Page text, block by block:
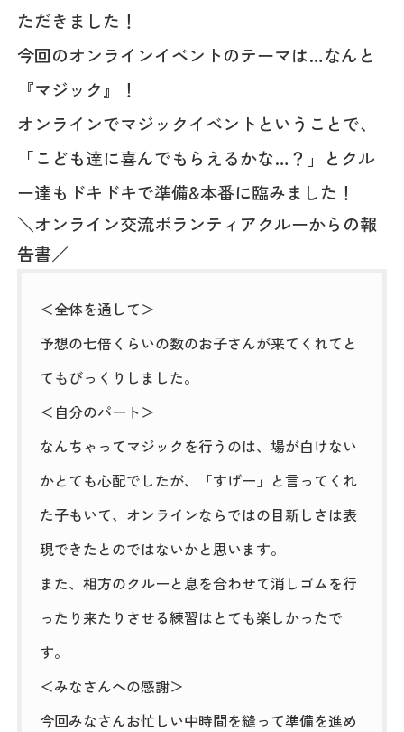
ただきました！
今回のオンラインイベントのテーマは…なんと
『マジック』！
オンラインでマジックイベントということで、
「こども達に喜んでもらえるかな…？」とクル
ー達もドキドキで準備&本番に臨みました！
＼オンライン交流ボランティアクルーからの報
告書／
＜全体を通して＞
予想の七倍くらいの数のお子さんが来てくれてと
てもびっくりしました。
＜自分のパート＞
なんちゃってマジックを行うのは、場が白けない
かとても心配でしたが、「すげー」と言ってくれ
た子もいて、オンラインならではの目新しさは表
現できたとのではないかと思います。
また、相方のクルーと息を合わせて消しゴムを行
ったり来たりさせる練習はとても楽しかったで
す。
＜みなさんへの感謝＞
今回みなさんお忙しい中時間を縫って準備を進め